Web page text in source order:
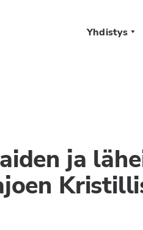
Yhdistys
ja